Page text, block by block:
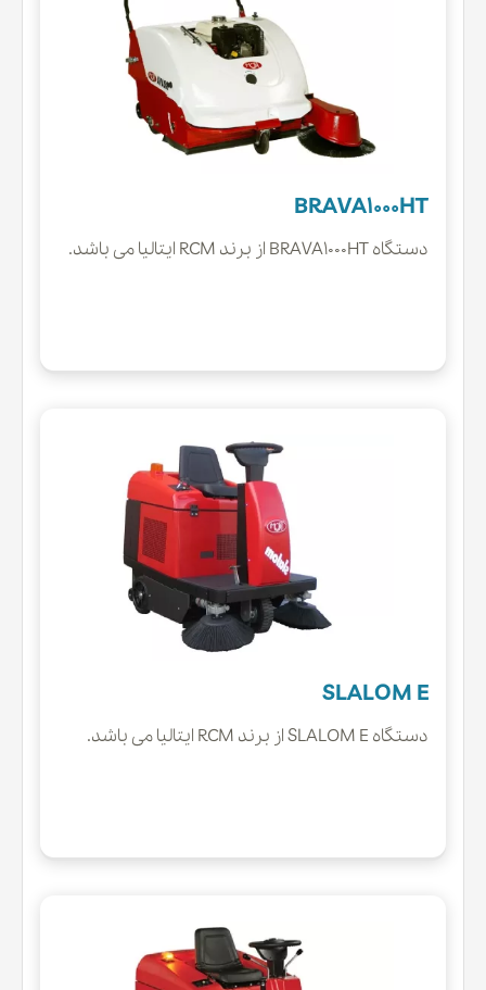
BRAVA1000HT
دستگاه BRAVA1000HT از برند RCM ایتالیا می باشد.
SLALOM E
دستگاه SLALOM E از برند RCM ایتالیا می باشد.